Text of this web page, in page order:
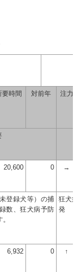
要時間 対前年 注力
20,600 0 →
登録犬等）の捕
数、狂犬病予防
狂犬
発
6,932 0 ↑